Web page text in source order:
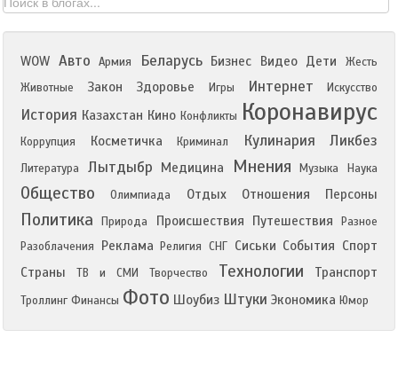
WOW Авто Армия Беларусь Бизнес Видео Дети
Жесть
Животные
Закон Здоровье Игры Интернет Искусство
История Казахстан Кино Конфликты Коронавирус
Коррупция Косметичка Криминал Кулинария Ликбез
Литература Лытдыбр Медицина Мнения Музыка Наука
Общество Олимпиада Отдых Отношения Персоны
Политика Природа Происшествия Путешествия
Разное
Разоблачения
Реклама Религия СНГ Сиськи События Спорт
Страны
ТВ и СМИ Творчество Технологии Транспорт
Троллинг Финансы Фото Шоубиз Штуки Экономика Юмор